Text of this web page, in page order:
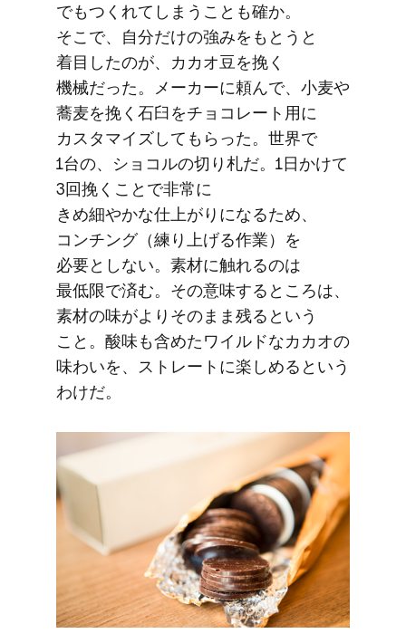
でもつくれてしまうことも​確か。​
そこで、​自分だけの​強みを​もとうと​
着目したのが、​カカオ豆を​挽く​
機械だった。​メーカーに​頼んで、​小麦や​
蕎麦を​挽く​石臼を​チョコレート用に​
カスタマイズして​もらった。​世界で​
1台の、​ショコルの​切り札だ。​1日かけて​
3回挽く​ことで​非常に​
きめ細やかな仕上がりに​なる​ため、​
コンチング​（練り上げる​作業）を​
必要としない。​素材に​触れるのは​
最低限で​済む。​その​意味する​ところは、​
素材の​味が​より​そのまま​残ると​いう​
こと。​酸味も​含めた​ワイルドな​カカオの​
味わいを、​ストレートに​楽しめると​いう​
わけだ。